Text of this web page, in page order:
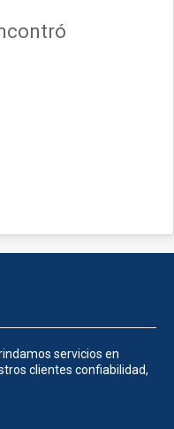
servicios en
clientes confiabilidad,